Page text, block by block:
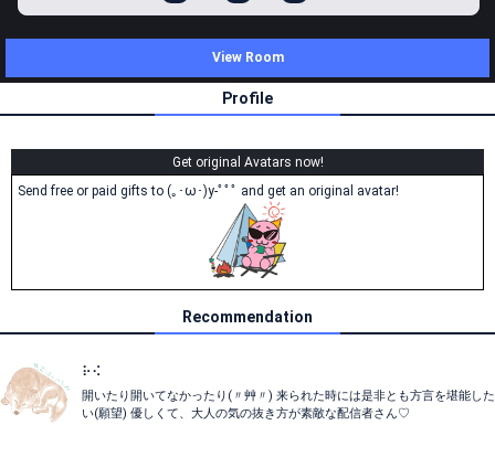
View Room
Profile
Get original Avatars now!
Send free or paid gifts to (｡･ω･)y-ﾟﾟﾟ and get an original avatar!
Recommendation
⠗⠪
開いたり開いてなかったり(〃艸〃) 来られた時には是非とも方言を堪能した
い(願望) 優しくて、大人の気の抜き方が素敵な配信者さん♡